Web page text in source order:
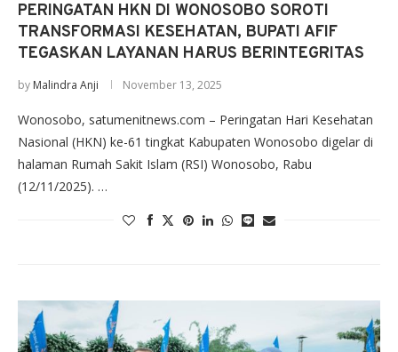
PERINGATAN HKN DI WONOSOBO SOROTI
TRANSFORMASI KESEHATAN, BUPATI AFIF
TEGASKAN LAYANAN HARUS BERINTEGRITAS
by Malindra Anji November 13, 2025
Wonosobo, satumenitnews.com – Peringatan Hari Kesehatan
Nasional (HKN) ke-61 tingkat Kabupaten Wonosobo digelar di
halaman Rumah Sakit Islam (RSI) Wonosobo, Rabu
(12/11/2025). …